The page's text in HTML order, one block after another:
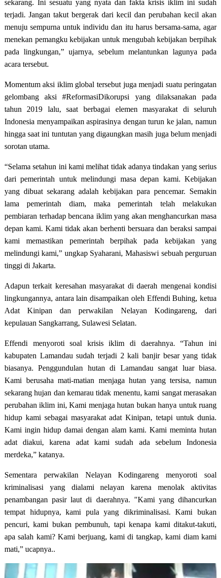
sekarang. Ini sesuatu yang nyata dan fakta krisis iklim ini sudah
terjadi. Jangan takut bergerak dari kecil dan perubahan kecil akan
menuju sempurna untuk individu dan itu harus bersama-sama, agar
menekan pemangku kebijakan untuk mengubah kebijakan berpihak
pada lingkungan,” ujarnya, sebelum melantunkan lagunya pada
acara tersebut.
Momentum aksi iklim global tersebut juga menjadi suatu peringatan
gelombang aksi #ReformasiDikorupsi yang dilaksanakan pada
tahun 2019 lalu, saat berbagai elemen masyarakat di seluruh
Indonesia menyampaikan aspirasinya dengan turun ke jalan, namun
hingga saat ini tuntutan yang digaungkan masih juga belum menjadi
sorotan utama.
“Selama setahun ini kami melihat tidak adanya tindakan yang serius
dari pemerintah untuk melindungi masa depan kami. Kebijakan
yang dibuat sekarang adalah kebijakan para pencemar. Semakin
lama pemerintah diam, maka pemerintah telah melakukan
pembiaran terhadap bencana iklim yang akan menghancurkan masa
depan kami. Kami tidak akan berhenti bersuara dan beraksi sampai
kami memastikan pemerintah berpihak pada kebijakan yang
melindungi kami,” ungkap Syaharani, Mahasiswi sebuah perguruan
tinggi di Jakarta.
Adapun terkait keresahan masyarakat di daerah mengenai kondisi
lingkungannya, antara lain disampaikan oleh Effendi Buhing, ketua
Adat Kinipan dan perwakilan Nelayan Kodingareng, dari
kepulauan Sangkarrang, Sulawesi Selatan.
Effendi menyoroti soal krisis iklim di daerahnya. “Tahun ini
kabupaten Lamandau sudah terjadi 2 kali banjir besar yang tidak
biasanya. Penggundulan hutan di Lamandau sangat luar biasa.
Kami berusaha mati-matian menjaga hutan yang tersisa, namun
sekarang hujan dan kemarau tidak menentu, kami sangat merasakan
perubahan iklim ini, Kami menjaga hutan bukan hanya untuk ruang
hidup kami sebagai masyarakat adat Kinipan, tetapi untuk dunia.
Kami ingin hidup damai dengan alam kami. Kami meminta hutan
adat diakui, karena adat kami sudah ada sebelum Indonesia
merdeka,” katanya.
Sementara perwakilan Nelayan Kodingareng menyoroti soal
kriminalisasi yang dialami nelayan karena menolak aktivitas
penambangan pasir laut di daerahnya. "Kami yang dihancurkan
tempat hidupnya, kami pula yang dikriminalisasi. Kami bukan
pencuri, kami bukan pembunuh, tapi kenapa kami ditakut-takuti,
apa salah kami? Kami berjuang, kami di tangkap, kami diam kami
mati,” ucapnya..